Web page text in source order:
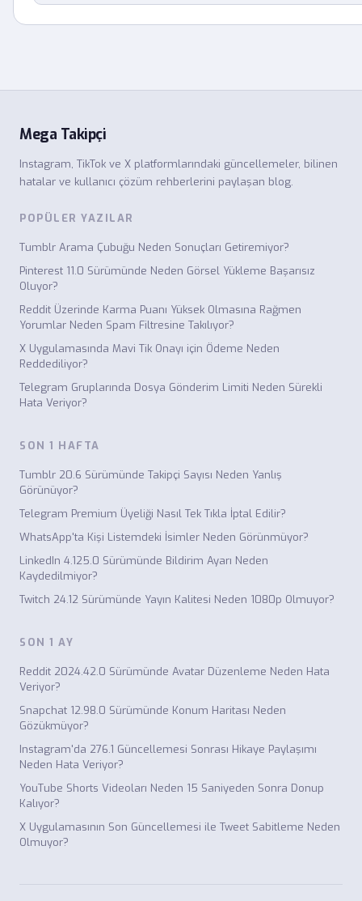
Mega Takipçi
Instagram, TikTok ve X platformlarındaki güncellemeler, bilinen
hatalar ve kullanıcı çözüm rehberlerini paylaşan blog.
POPÜLER YAZILAR
Tumblr Arama Çubuğu Neden Sonuçları Getiremiyor?
Pinterest 11.0 Sürümünde Neden Görsel Yükleme Başarısız
Oluyor?
Reddit Üzerinde Karma Puanı Yüksek Olmasına Rağmen
Yorumlar Neden Spam Filtresine Takılıyor?
X Uygulamasında Mavi Tik Onayı için Ödeme Neden
Reddediliyor?
Telegram Gruplarında Dosya Gönderim Limiti Neden Sürekli
Hata Veriyor?
SON 1 HAFTA
Tumblr 20.6 Sürümünde Takipçi Sayısı Neden Yanlış
Görünüyor?
Telegram Premium Üyeliği Nasıl Tek Tıkla İptal Edilir?
WhatsApp'ta Kişi Listemdeki İsimler Neden Görünmüyor?
LinkedIn 4.125.0 Sürümünde Bildirim Ayarı Neden
Kaydedilmiyor?
Twitch 24.12 Sürümünde Yayın Kalitesi Neden 1080p Olmuyor?
SON 1 AY
Reddit 2024.42.0 Sürümünde Avatar Düzenleme Neden Hata
Veriyor?
Snapchat 12.98.0 Sürümünde Konum Haritası Neden
Gözükmüyor?
Instagram'da 276.1 Güncellemesi Sonrası Hikaye Paylaşımı
Neden Hata Veriyor?
YouTube Shorts Videoları Neden 15 Saniyeden Sonra Donup
Kalıyor?
X Uygulamasının Son Güncellemesi ile Tweet Sabitleme Neden
Olmuyor?